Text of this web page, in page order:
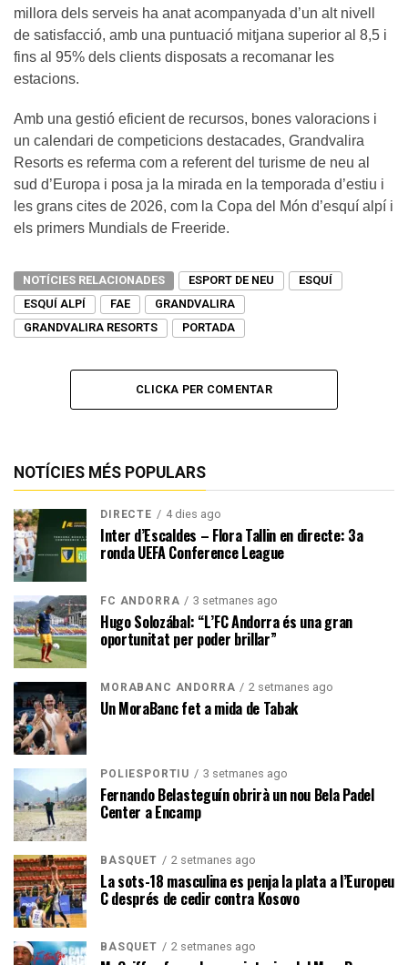
millora dels serveis ha anat acompanyada d’un alt nivell
de satisfacció, amb una puntuació mitjana superior al 8,5 i
fins al 95% dels clients disposats a recomanar les
estacions.
Amb una gestió eficient de recursos, bones valoracions i
un calendari de competicions destacades, Grandvalira
Resorts es referma com a referent del turisme de neu al
sud d’Europa i posa ja la mirada en la temporada d’estiu i
les grans cites de 2026, com la Copa del Món d’esquí alpí i
els primers Mundials de Freeride.
NOTÍCIES RELACIONADES ESPORT DE NEU
ESQUÍ
ESQUÍ ALPÍ
FAE
GRANDVALIRA
GRANDVALIRA RESORTS
PORTADA
CLICKA PER COMENTAR
NOTÍCIES MÉS POPULARS
DIRECTE 4 dies ago
Inter d’Escaldes – Flora Tallin en directe: 3a
ronda UEFA Conference League
FC ANDORRA 3 setmanes ago
Hugo Solozábal: “L’FC Andorra és una gran
oportunitat per poder brillar”
MORABANC ANDORRA 2 setmanes ago
Un MoraBanc fet a mida de Tabak
POLIESPORTIU 3 setmanes ago
Fernando Belasteguín obrirà un nou Bela Padel
Center a Encamp
BÀSQUET 2 setmanes ago
La sots-18 masculina es penja la plata a l’Europeu
C després de cedir contra Kosovo
BÀSQUET 2 setmanes ago